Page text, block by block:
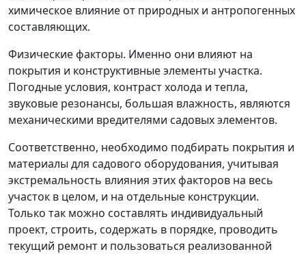
химическое влияние от природных и антропогенных
составляющих.
Физические факторы. Именно они влияют на
покрытия и конструктивные элементы участка.
Погодные условия, контраст холода и тепла,
звуковые резонансы, большая влажность, являются
механическими вредителями садовых элементов.
Соответственно, необходимо подбирать покрытия и
материалы для садового оборудования, учитывая
экстремальность влияния этих факторов на весь
участок в целом, и на отдельные конструкции.
Только так можно составлять индивидуальный
проект, строить, содержать в порядке, проводить
текущий ремонт и пользоваться реализованной